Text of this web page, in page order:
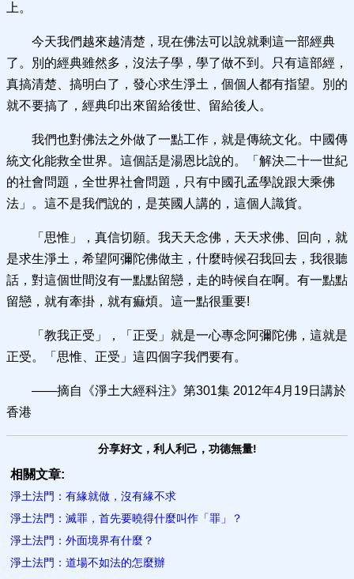
上。
今天我們越來越清楚，現在佛法可以說就剩這一部經典
了。別的經典雖然多，沒法子學，學了做不到。只有這部經，
真搞清楚、搞明白了，發心求生淨土，個個人都有指望。別的
就不要搞了，經典印出來留給後世、留給後人。
我們也對佛法之外做了一點工作，就是傳統文化。中國傳
統文化能救全世界。這個話是湯恩比說的。「解決二十一世紀
的社會問題，全世界社會問題，只有中國孔孟學說跟大乘佛
法」。這不是我們說的，是英國人講的，這個人識貨。
「思惟」，真信切願。我天天念佛，天天求佛、回向，就
是求生淨土，希望阿彌陀佛做主，什麼時候召我回去，我很聽
話，對這個世間沒有一點點留戀，走的時候自在啊。有一點點
留戀，就有牽掛，就有痲煩。這一點很重要!
「教我正受」，「正受」就是一心專念阿彌陀佛，這就是
正受。「思惟、正受」這四個字我們要有。
——摘自《淨土大經科注》第301集 2012年4月19日講於
香港
分享好文，利人利己，功德無量!
相關文章:
淨土法門：有緣就做，沒有緣不求
淨土法門：滅罪，首先要曉得什麼叫作「罪」？
淨土法門：外面境界有什麼？
淨土法門：道場不如法的怎麼辦